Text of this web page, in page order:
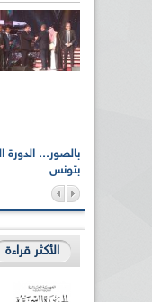
بتونس
الأكثر قراءة